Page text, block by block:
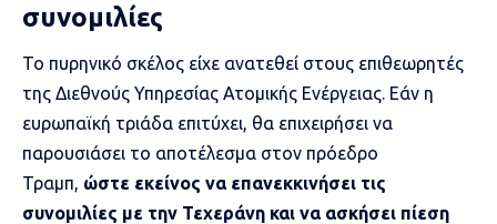
συνομιλίες
Το πυρηνικό σκέλος είχε ανατεθεί στους επιθεωρητές
της Διεθνούς Υπηρεσίας Ατομικής Ενέργειας. Εάν η
ευρωπαϊκή τριάδα επιτύχει, θα επιχειρήσει να
παρουσιάσει το αποτέλεσμα στον πρόεδρο
Τραμπ, ώστε εκείνος να επανεκκινήσει τις
συνομιλίες με την Τεχεράνη και να ασκήσει πίεση